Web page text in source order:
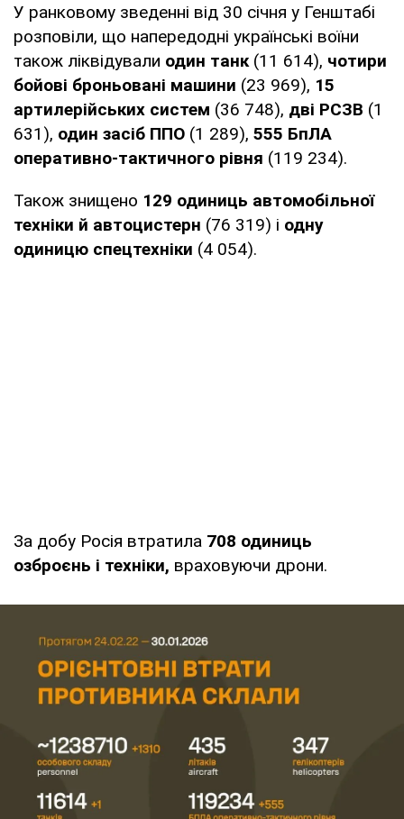
У ранковому зведенні від 30 січня у Генштабі
розповіли, що напередодні українські воїни
також ліквідували один танк (11 614), чотири
бойові броньовані машини (23 969), 15
артилерійських систем (36 748), дві РСЗВ (1
631), один засіб ППО (1 289), 555 БпЛА
оперативно-тактичного рівня (119 234).
Також знищено 129 одиниць автомобільної
техніки й автоцистерн (76 319) і одну
одиницю спецтехніки (4 054).
За добу Росія втратила 708 одиниць
озброєнь і техніки, враховуючи дрони.